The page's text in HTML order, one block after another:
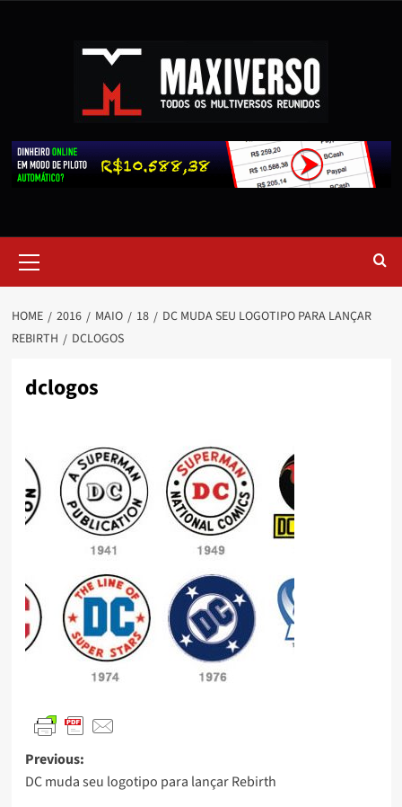
HOME 2016 MAIO 18
DC MUDA SEU LOGOTIPO PARA LANÇAR
REBIRTH
DCLOGOS
dclogos
Previous:
DC muda seu logotipo para lançar Rebirth